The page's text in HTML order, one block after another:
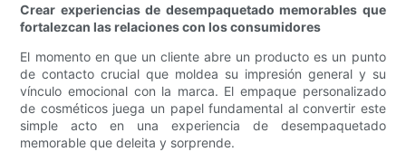
Crear experiencias de desempaquetado memorables que
fortalezcan las relaciones con los consumidores
El momento en que un cliente abre un producto es un punto
de contacto crucial que moldea su impresión general y su
vínculo emocional con la marca. El empaque personalizado
de cosméticos juega un papel fundamental al convertir este
simple acto en una experiencia de desempaquetado
memorable que deleita y sorprende.